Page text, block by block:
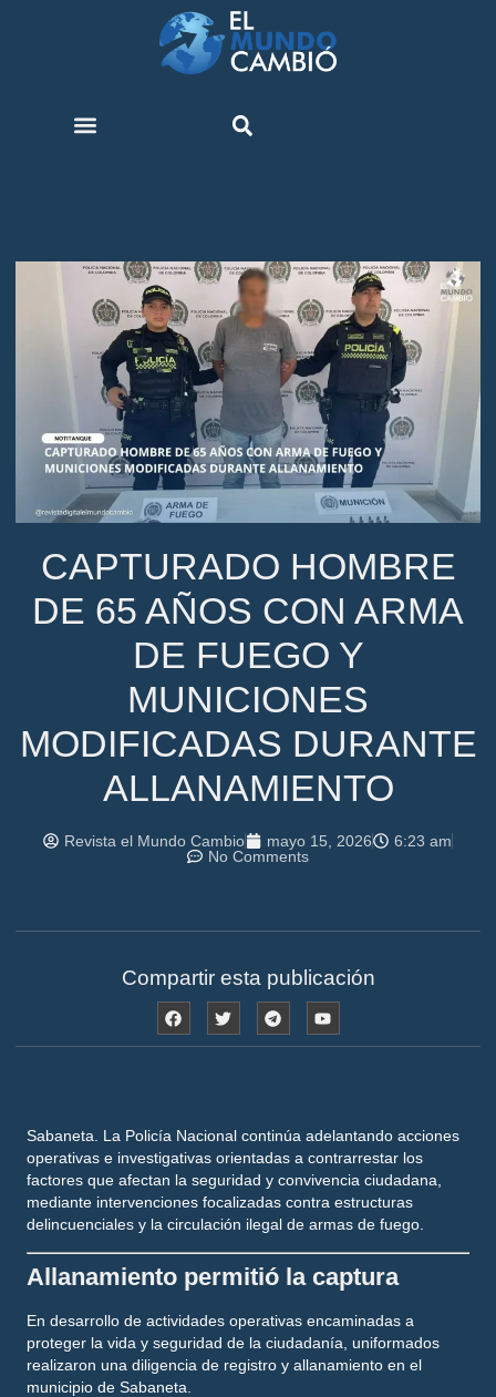
CAPTURADO HOMBRE
DE 65 AÑOS CON ARMA
DE FUEGO Y
MUNICIONES
MODIFICADAS DURANTE
ALLANAMIENTO
Revista el Mundo Cambio mayo 15, 2026
6:23 am
No Comments
Compartir esta publicación
Sabaneta
La Policía Nacional continúa adelantando acciones
operativas e investigativas orientadas a contrarrestar los
factores que afectan la seguridad y convivencia ciudadana,
mediante intervenciones focalizadas contra estructuras
delincuenciales y la circulación ilegal de armas de fuego.
Allanamiento permitió la captura
En desarrollo de actividades operativas encaminadas a
proteger la vida y seguridad de la ciudadanía, uniformados
realizaron una diligencia de registro y allanamiento en el
municipio de Sabaneta.